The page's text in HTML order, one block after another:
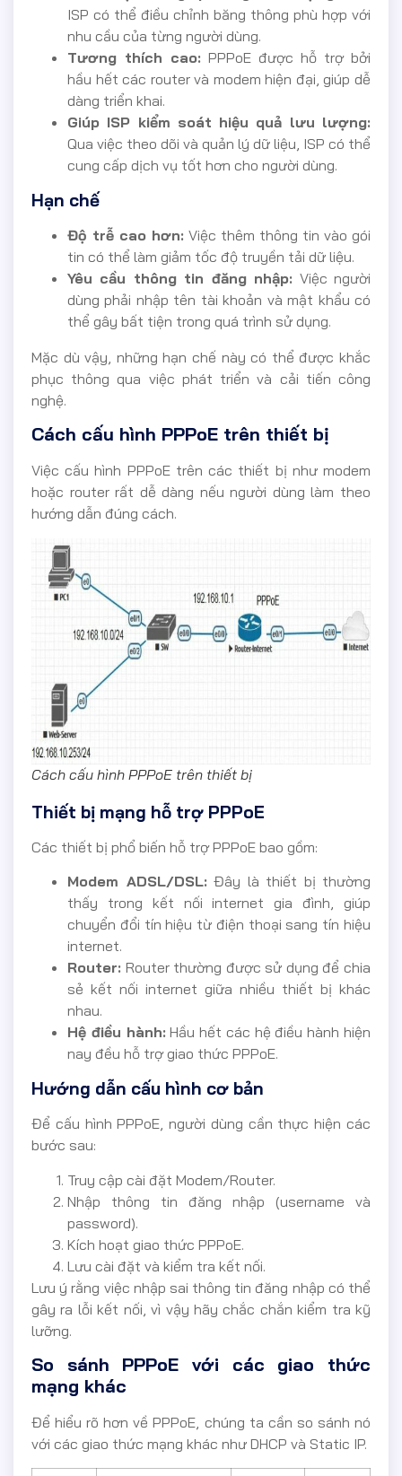
ISP có thể điều chỉnh băng thông phù hợp với
nhu cầu của từng người dùng.
Tương thích cao: PPPoE được hỗ trợ bởi
hầu hết các router và modem hiện đại, giúp dễ
dàng triển khai.
Giúp ISP kiểm soát hiệu quả lưu lượng:
Qua việc theo dõi và quản lý dữ liệu, ISP có thể
cung cấp dịch vụ tốt hơn cho người dùng.
Hạn chế
Độ trễ cao hơn: Việc thêm thông tin vào gói
tin có thể làm giảm tốc độ truyền tải dữ liệu.
Yêu cầu thông tin đăng nhập: Việc người
dùng phải nhập tên tài khoản và mật khẩu có
thể gây bất tiện trong quá trình sử dụng.
Mặc dù vậy, những hạn chế này có thể được khắc
phục thông qua việc phát triển và cải tiến công
nghệ.
Cách cấu hình PPPoE trên thiết bị
Việc cấu hình PPPoE trên các thiết bị như modem
hoặc router rất dễ dàng nếu người dùng làm theo
hướng dẫn đúng cách.
Cách cấu hình PPPoE trên thiết bị
Thiết bị mạng hỗ trợ PPPoE
Các thiết bị phổ biến hỗ trợ PPPoE bao gồm:
Modem ADSL/DSL: Đây là thiết bị thường
thấy trong kết nối internet gia đình, giúp
chuyển đổi tín hiệu từ điện thoại sang tín hiệu
internet.
Router: Router thường được sử dụng để chia
sẻ kết nối internet giữa nhiều thiết bị khác
nhau.
Hệ điều hành: Hầu hết các hệ điều hành hiện
nay đều hỗ trợ giao thức PPPoE.
Hướng dẫn cấu hình cơ bản
Để cấu hình PPPoE, người dùng cần thực hiện các
bước sau:
Truy cập cài đặt Modem/Router.
Nhập thông tin đăng nhập (username và
password).
Kích hoạt giao thức PPPoE.
Lưu cài đặt và kiểm tra kết nối.
Lưu ý rằng việc nhập sai thông tin đăng nhập có thể
gây ra lỗi kết nối, vì vậy hãy chắc chắn kiểm tra kỹ
lưỡng.
So sánh PPPoE với các giao thức
mạng khác
Để hiểu rõ hơn về PPPoE, chúng ta cần so sánh nó
với các giao thức mạng khác như DHCP và Static IP.